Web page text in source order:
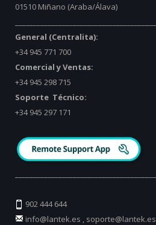
01510 Miñano (Araba/Álava)
General (Centralita):
+34 945 771 700
Comercial y Ventas:
+34 945 298 715
Soporte Técnico:
+34 945 297 171
902 444 644
info@lantek.es
soporte@lantek.es